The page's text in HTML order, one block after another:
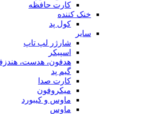
کارت حافظه
خنک کننده
کول پد
سایر
شارژر لپ تاپ
اسپیکر
هدفون، هدست،
گیم پد
کارت صدا
میکروفون
ماوس و کیبورد
ماوس